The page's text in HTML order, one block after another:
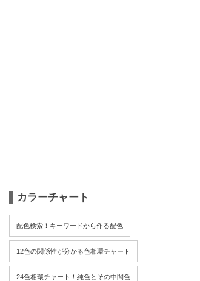
カラーチャート
配色検索！キーワードから作る配色
12色の関係性が分かる色相環チャート
24色相環チャート！純色とその中間色